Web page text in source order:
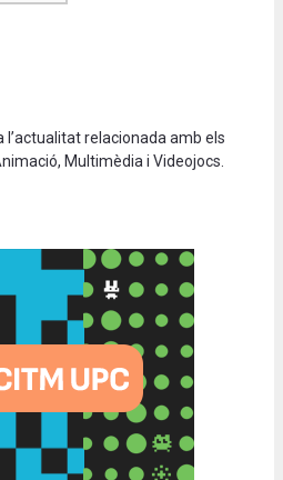
relacionada amb els
Multimèdia i Videojocs.